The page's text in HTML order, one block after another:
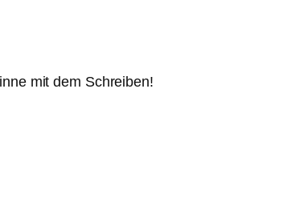
mit dem Schreiben!